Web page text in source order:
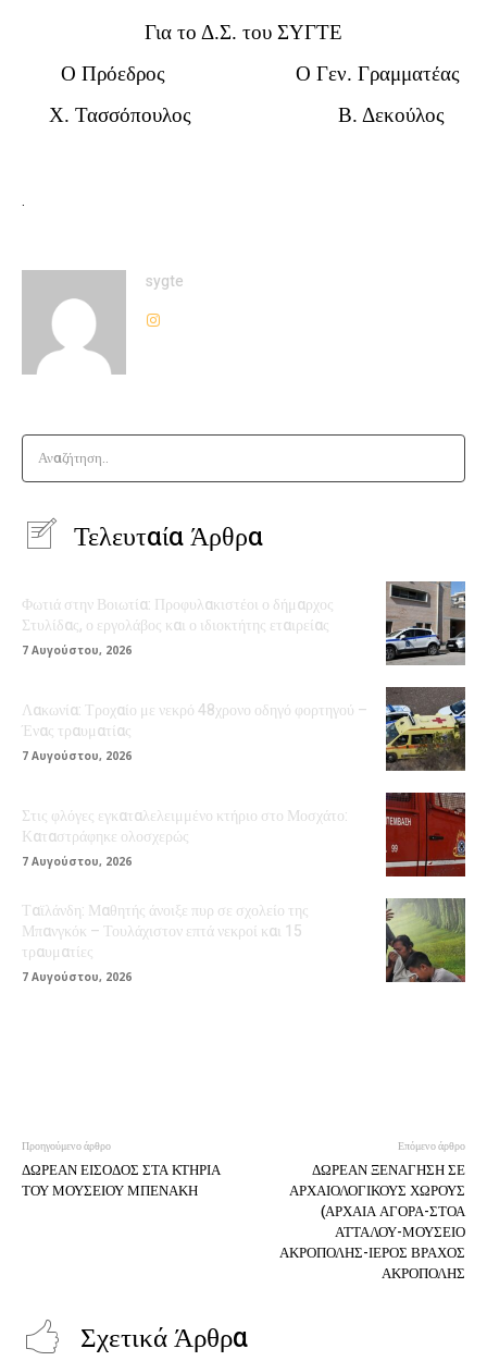
Για το Δ.Σ. του ΣΥΓΤΕ
Ο Πρόεδρος Ο Γεν. Γραμματέας
Χ. Τασσόπουλος Β. Δεκούλος
.
sygte
Αναζήτηση..
Τελευταία Άρθρα
Φωτιά στην Βοιωτία: Προφυλακιστέοι ο δήμαρχος
Στυλίδας, ο εργολάβος και ο ιδιοκτήτης εταιρείας
7 Αυγούστου, 2026
Λακωνία: Τροχαίο με νεκρό 48χρονο οδηγό φορτηγού –
Ένας τραυματίας
7 Αυγούστου, 2026
Στις φλόγες εγκαταλελειμμένο κτήριο στο Μοσχάτο:
Καταστράφηκε ολοσχερώς
7 Αυγούστου, 2026
Ταϊλάνδη: Μαθητής άνοιξε πυρ σε σχολείο της
Μπανγκόκ – Τουλάχιστον επτά νεκροί και 15
τραυματίες
7 Αυγούστου, 2026
Προηγούμενο άρθρο
ΔΩΡΕΑΝ ΕΙΣΟΔΟΣ ΣΤΑ ΚΤΗΡΙΑ
ΤΟΥ ΜΟΥΣΕΙΟΥ ΜΠΕΝΑΚΗ
Επόμενο άρθρο
ΔΩΡΕΑΝ ΞΕΝΑΓΗΣΗ ΣΕ
ΑΡΧΑΙΟΛΟΓΙΚΟΥΣ ΧΩΡΟΥΣ
(ΑΡΧΑΙΑ ΑΓΟΡΑ-ΣΤΟΑ
ΑΤΤΑΛΟΥ-ΜΟΥΣΕΙΟ
ΑΚΡΟΠΟΛΗΣ-ΙΕΡΟΣ ΒΡΑΧΟΣ
ΑΚΡΟΠΟΛΗΣ
Σχετικά Άρθρα